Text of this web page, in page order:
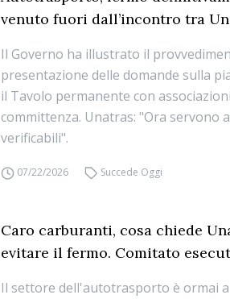
venuto fuori dall’incontro tra
Il Governo ha illustrato il
presentazione delle domande sulla
il Tavolo permanente con
committenza. Unatras: "Ora servono
verificabili".
07/22/2026 Succede Oggi
Caro carburanti, cosa chiede
evitare il fermo. Comitato
Il settore dell'autotrasporto è ormai